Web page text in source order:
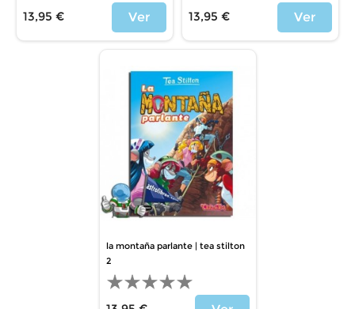
13,95 €
Ver
13,95 €
Ver
la montaña parlante | tea stilton
2